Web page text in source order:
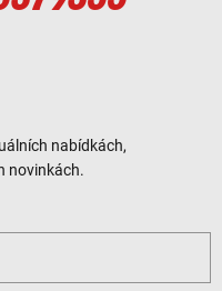
nabídkách,
novinkách.